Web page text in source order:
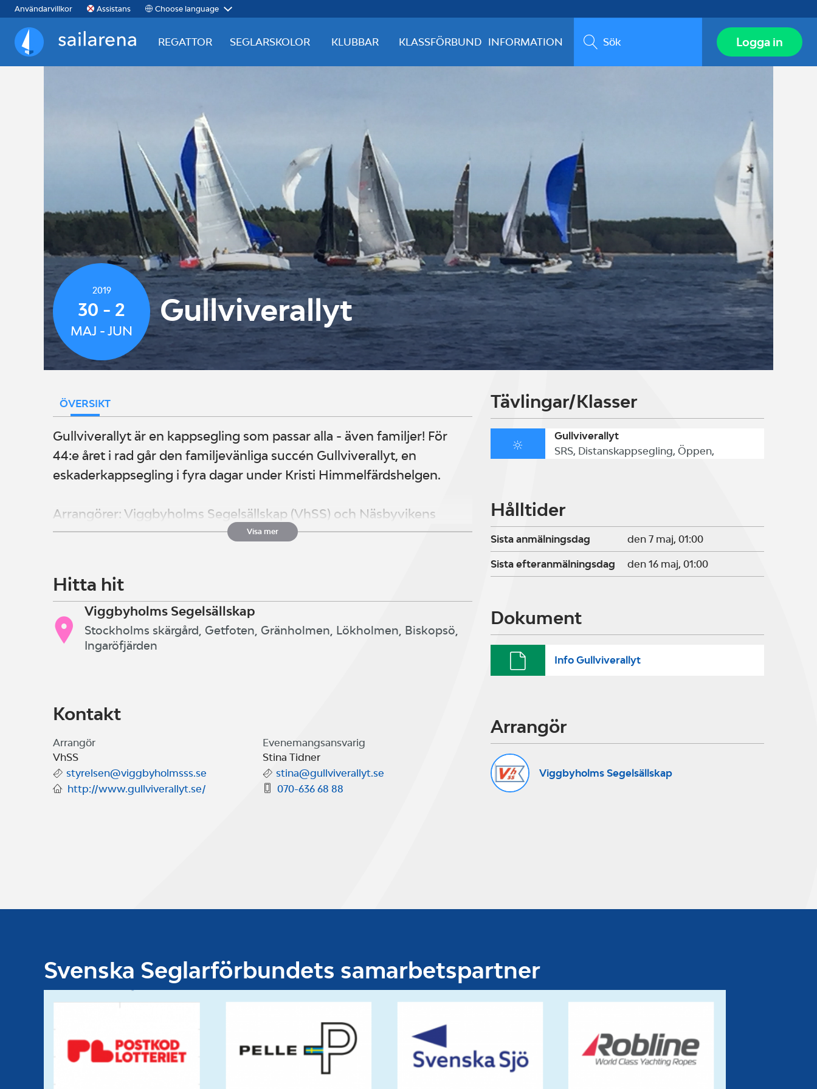
Användarvillkor Assistans Choose language
Sailarena
REGATTOR SEGLARSKOLOR KLUBBAR KLASSFÖRBUND INFORMATION Sök Logga in
2019
30 - 2
MAJ - JUN
Gullviverallyt
ÖVERSIKT
Gullviverallyt är en kappsegling som passar alla - även familjer! För
44:e året i rad går den familjevänliga succén Gullviverallyt, en
eskaderkappsegling i fyra dagar under Kristi Himmelfärdshelgen.
Arrangörer: Viggbyholms Segelsällskap (VhSS) och Näsbyvikens
Båtsällskap (NBS)
Visa mer
Hitta hit
Viggbyholms Segelsällskap
Stockholms skärgård, Getfoten, Gränholmen, Lökholmen, Biskopsö,
Ingaröfjärden
Kontakt
Arrangör
VhSS
styrelsen@viggbyholmsss.se
http://www.gullviverallyt.se/
Evenemangsansvarig
Stina Tidner
stina@gullviverallyt.se
070-636 68 88
Tävlingar/Klasser
Gullviverallyt
SRS, Distanskappsegling, Öppen,
Hålltider
Sista anmälningsdag den 7 maj, 01:00
Sista efteranmälningsdag den 16 maj, 01:00
Dokument
Info Gullviverallyt
Arrangör
Viggbyholms Segelsällskap
Svenska Seglarförbundets samarbetspartner